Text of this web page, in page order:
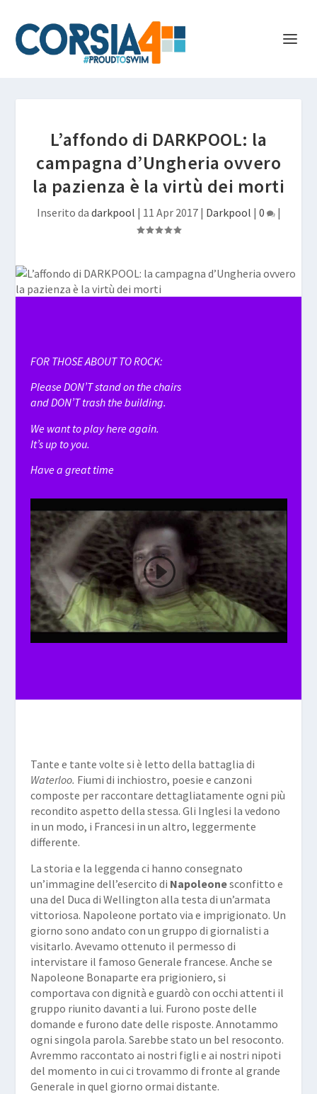
L’affondo di DARKPOOL: la
campagna d’Ungheria ovvero
la pazienza è la virtù dei morti
Inserito da darkpool | 11 Apr 2017| Darkpool | 0 |
FOR THOSE ABOUT TO ROCK:
Please DON’T stand on the chairs
and DON’T trash the building.
We want to play here again.
It’s up to you.
Have a great time
Tante e tante volte si è letto della battaglia di
Waterloo. Fiumi di inchiostro, poesie e canzoni
composte per raccontare dettagliatamente ogni più
recondito aspetto della stessa. Gli Inglesi la vedono
in un modo, i Francesi in un altro, leggermente
differente.
La storia e la leggenda ci hanno consegnato
un’immagine dell’esercito di Napoleonesconfitto e
una del Duca di Wellington alla testa di un’armata
vittoriosa. Napoleone portato via e imprigionato. Un
giorno sono andato con un gruppo di giornalisti a
visitarlo. Avevamo ottenuto il permesso di
intervistare il famoso Generale francese. Anche se
Napoleone Bonaparte era prigioniero, si
comportava con dignità e guardò con occhi attenti il
gruppo riunito davanti a lui. Furono poste delle
domande e furono date delle risposte. Annotammo
ogni singola parola. Sarebbe stato un bel resoconto.
Avremmo raccontato ai nostri figli e ai nostri nipoti
del momento in cui ci trovammo di fronte al grande
Generale in quel giorno ormai distante.